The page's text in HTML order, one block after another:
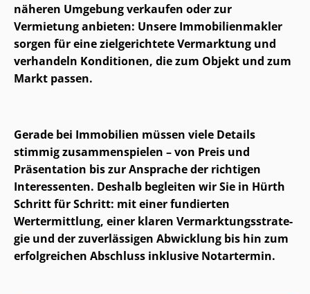
näheren Umgebung verkaufen oder zur
Vermietung anbieten: Unsere Im­mo­bi­li­en­mak­ler
sorgen für eine zielgerichtete Vermarktung und
verhandeln Konditionen, die zum Objekt und zum
Markt passen.
Gerade bei Immobilien müssen viele Details
stimmig zusammenspielen – von Preis und
Präsentation bis zur Ansprache der richtigen
Interessenten. Deshalb begleiten wir Sie in Hürth
Schritt für Schritt: mit einer fundierten
Wertermittlung, einer klaren Ver­mark­tungs­stra­te­
gie und der zuverlässigen Abwicklung bis hin zum
erfolgreichen Abschluss inklusive Notartermin.